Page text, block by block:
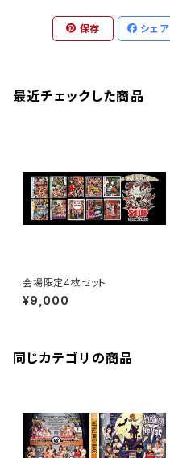
保存 シェア
最近チェックした商品
会場限定4枚セット
¥9,000
同じカテゴリの商品